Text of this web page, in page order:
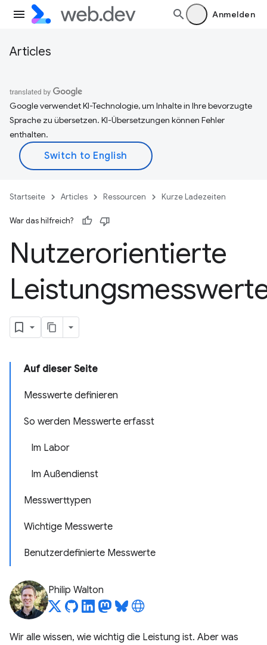
Anmelden
Articles
Google verwendet KI-Technologie, um Inhalte in Ihre bevorzugte
Sprache zu übersetzen. KI-Übersetzungen können Fehler
enthalten.
Startseite Articles Ressourcen Kurze Ladezeiten
War das hilfreich?
Nutzerorientierte
Auf dieser Seite
Messwerte definieren
So werden Messwerte erfasst
Im Labor
Im Außendienst
Messwerttypen
Wichtige Messwerte
Benutzerdefinierte Messwerte
Philip Walton
Wir alle wissen, wie wichtig die Leistung ist. Aber was